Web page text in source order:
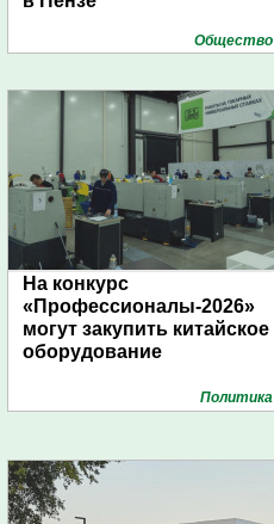
Общество
На конкурс
«Профессионалы-2026»
могут закупить китайское
оборудование
Политика